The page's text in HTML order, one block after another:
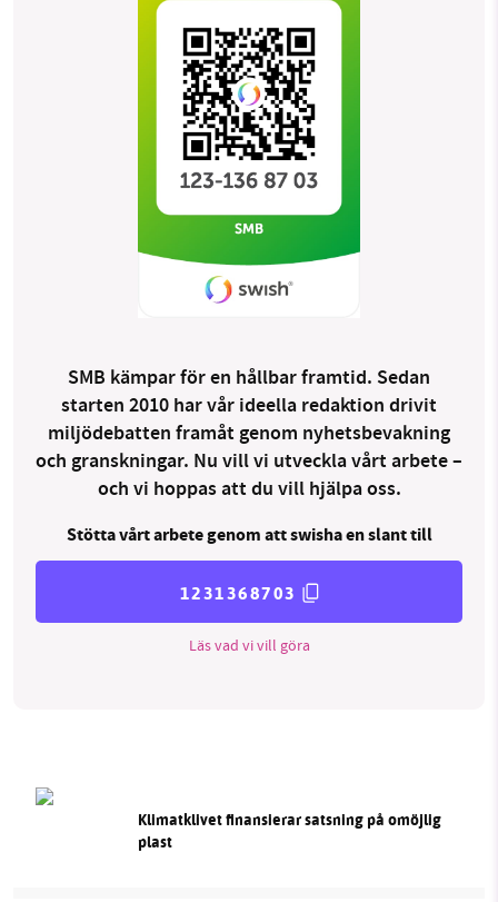
SMB kämpar för en hållbar framtid. Sedan
starten 2010 har vår ideella redaktion drivit
miljödebatten framåt genom nyhetsbevakning
och granskningar. Nu vill vi utveckla vårt arbete –
och vi hoppas att du vill hjälpa oss.
Stötta vårt arbete genom att swisha en slant till
1231368703
Läs vad vi vill göra
Klimatklivet finansierar satsning på omöjlig
plast